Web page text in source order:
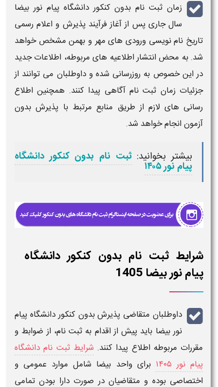
زمان ثبت نام بدون کنکور دانشگاه پیام نور بیضا
سال جاریپس از آغاز فرآیند پذیرش و اعلام رسمی
تاریخ نام‌ نویسی ورودی‌ های مهر و بهمنمشخص خواهد
شد. به محض انتشار اطلاعیه‌ های مربوطه، اطلاعات جدید
در این خصوص به‌ روزرسانی شده و داوطلبان می‌ توانند از
جزئیات زمان ثبت‌ نام آگاهی پیدا کنند. همچنین اطلاع‌
رسانی‌ های لازم از طریق منابع مرتبط با پذیرش بدون
آزمون انجام خواهد شد.
بیشتر بخوانید: ثبت نام بدون کنکور دانشگاه
پیام نور ۱۴۰۵
شرایط ثبت نام بدون کنکور دانشگاه
پیام نور بیضا 1405
داوطلبان متقاضی پذیرشبدون کنکور دانشگاه پیام
نور بیضا باید پیش از اقدام به ثبت‌ نام، از ضوابط و
مقررات مربوطه اطلاع پیدا کنند. شرایط ثبت نام دانشگاه
پیام نور ۱۴۰۵
برای واحد بیضا شامل موارد عمومی و
اختصاصی بوده و متقاضیان در صورت دارا بودن تمامی